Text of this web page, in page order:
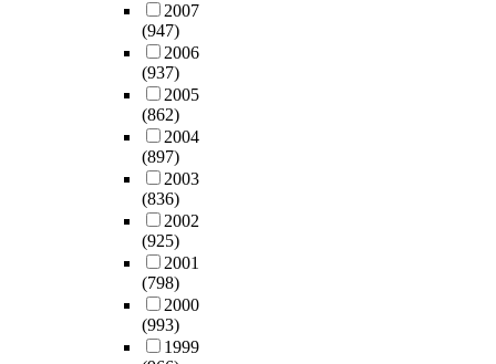
2007
(947)
2006
(937)
2005
(862)
2004
(897)
2003
(836)
2002
(925)
2001
(798)
2000
(993)
1999